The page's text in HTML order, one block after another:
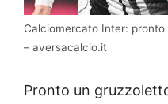
Calciomercato Inter: pronto
– aversacalcio.it
Pronto un